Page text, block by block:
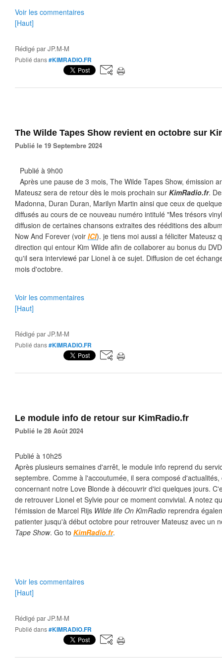
Voir les commentaires
[Haut]
Rédigé parJP.M-M
Publié dans#KIMRADIO.FR
The Wilde Tapes Show revient en octobre sur
Publié le 19 Septembre 2024
Publié à 9h00
Après une pause de 3 mois, The Wilde Tapes Show, émission
Mateusz sera de retour dès le mois prochain sur KimRadio.fr.
Madonna, Duran Duran, Marilyn Martin ainsi que ceux de
diffusés au cours de ce nouveau numéro intitulé "Mes trésors
diffusion de certaines chansons extraites des rééditions des
Now And Forever (voir ICI). je tiens moi aussi a féliciter Mateusz
direction qui entour Kim Wilde afin de collaborer au bonus du
qu'il sera interviewé par Lionel à ce sujet. Diffusion de cet
mois d'octobre.
Voir les commentaires
[Haut]
Rédigé parJP.M-M
Publié dans#KIMRADIO.FR
Le module info de retour sur KimRadio.fr
Publié le 28 Août 2024
Publié à 10h25
Après plusieurs semaines d'arrêt, le module info reprend du
septembre. Comme à l'accoutumée, il sera composé
concernant notre Love Blonde à découvrir d'ici quelques jours.
de retrouver Lionel et Sylvie pour ce moment convivial. A notez
l'émission de Marcel Rijs Wilde life On KimRadio reprendra
patienter jusqu'à début octobre pour retrouver Mateusz avec un
Tape Show. Go to KimRadio.fr.
Voir les commentaires
[Haut]
Rédigé parJP.M-M
Publié dans#KIMRADIO.FR